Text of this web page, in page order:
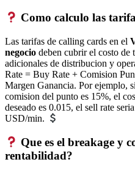
Como calculo las
Las tarifas de calling cards en el
negocio deben cubrir el costo de
adicionales de distribucion y
Rate = Buy Rate + Comision
Margen Ganancia. Por ejemplo,
comision del punto es 15%, el
deseado es 0.015, el sell rate
USD/min.
Que es el breakage y
rentabilidad?